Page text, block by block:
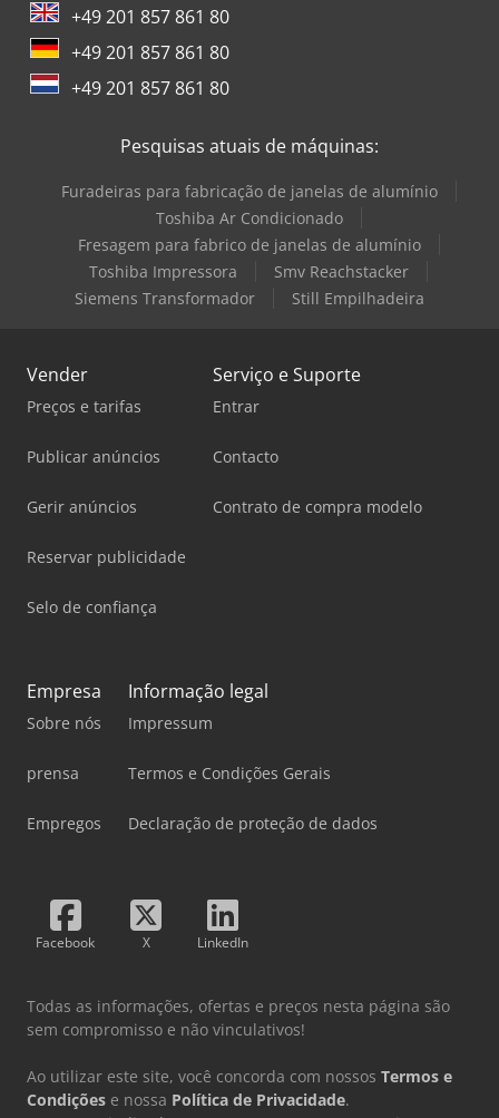
+49 201 857 861 80
+49 201 857 861 80
+49 201 857 861 80
Pesquisas atuais de máquinas:
Furadeiras para fabricação de janelas de alumínio
Toshiba Ar Condicionado
Fresagem para fabrico de janelas de alumínio
Toshiba Impressora
Smv Reachstacker
Siemens Transformador
Still Empilhadeira
Vender
Preços e tarifas
Publicar anúncios
Gerir anúncios
Reservar publicidade
Selo de confiança
Serviço e Suporte
Entrar
Contacto
Contrato de compra modelo
Empresa
Sobre nós
prensa
Empregos
Informação legal
Impressum
Termos e Condições Gerais
Declaração de proteção de dados
Facebook X LinkedIn
Todas as informações, ofertas e preços nesta página são
sem compromisso e não vinculativos!
Ao utilizar este site, você concorda com nossos Termos e
Condições e nossa Política de Privacidade.